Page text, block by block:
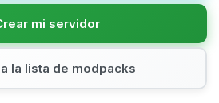
mi servidor
la lista de modpacks